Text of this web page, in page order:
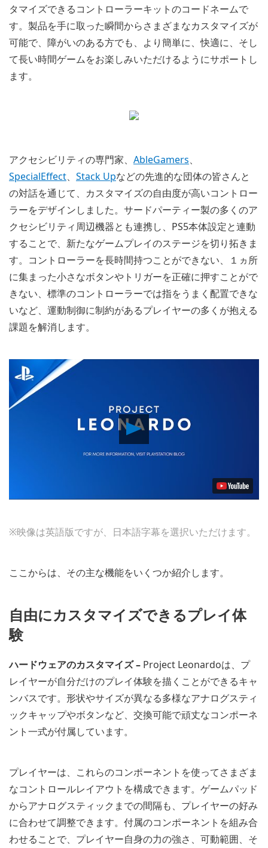
タマイズできるコントローラーキットのコードネームで
す。製品を手に取った瞬間からさまざまなカスタマイズが
可能で、障がいのある方でも、より簡単に、快適に、そし
て長い時間ゲームをお楽しみいただけるようにサポートし
ます。
アクセシビリティの専門家、 AbleGamers、
SpecialEffect、 Stack Upなどの先進的な団体の皆さんと
の対話を通じて、カスタマイズの自由度が高いコントロー
ラーをデザインしました。サードパーティー製の多くのア
クセシビリティ周辺機器とも連携し、PS5本体設定と連動
することで、新たなゲームプレイのステージを切り拓きま
す。コントローラーを長時間持つことができない、１ヵ所
に集まった小さなボタンやトリガーを正確に押すことがで
きない、標準のコントローラーでは指をうまく配置できな
いなど、運動制御に制約があるプレイヤーの多くが抱える
課題を解消します。
Play
※映像は英語版ですが、日本語字幕を選択いただけます。
ここからは、その主な機能をいくつか紹介します。
自由にカスタマイズできるプレイ体
験
ハードウェアのカスタマイズ – Project Leonardoは、プ
レイヤーが自分だけのプレイ体験を描くことができるキャ
ンバスです。形状やサイズが異なる多様なアナログスティ
ックキャップやボタンなど、交換可能で頑丈なコンポーネ
ント一式が付属しています。
プレイヤーは、これらのコンポーネントを使ってさまざま
なコントロールレイアウトを構成できます。ゲームパッド
からアナログスティックまでの間隔も、プレイヤーの好み
に合わせて調整できます。付属のコンポーネントを組み合
わせることで、プレイヤー自身の力の強さ、可動範囲、そ